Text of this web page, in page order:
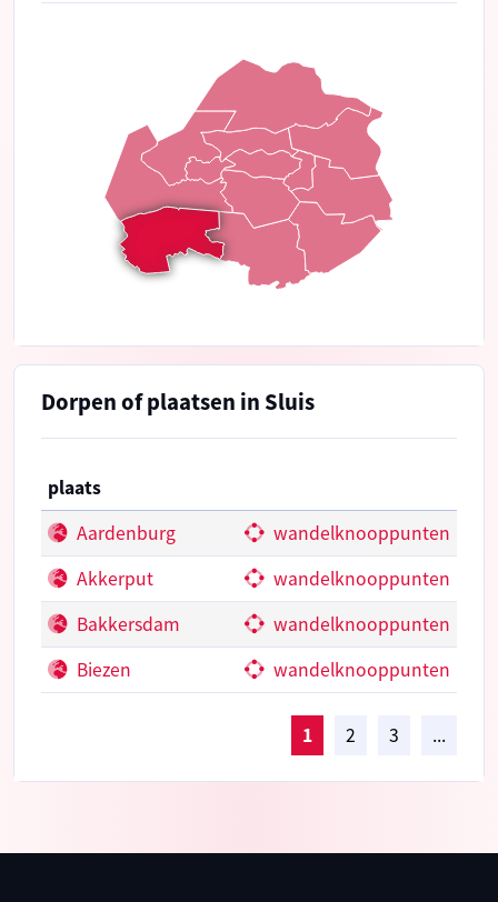
Dorpen of plaatsen in Sluis
plaats
Aardenburg
wandelknooppunten
Akkerput
wandelknooppunten
Bakkersdam
wandelknooppunten
Biezen
wandelknooppunten
1 2 3 ...